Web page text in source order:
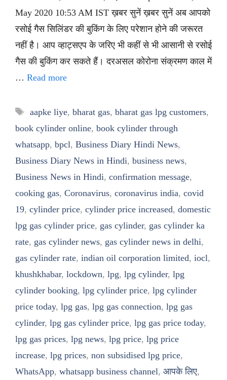
May 2020 10:53 AM IST ख़बर सुनें ख़बर सुनें अब आपको
रसोई गैस सिलिंडर की बुकिंग के लिए परेशान होने की जरूरत
नहीं है। आप व्हाट्सएप के जरिए भी कहीं से भी आसानी से रसोई
गैस की बुकिंग कर सकते हैं। दरअसल कोरोना संक्रमण काल में
… Read more
Tags
aapke liye, bharat gas, bharat gas lpg customers,
book cylinder online, book cylinder through
whatsapp, bpcl, Business Diary Hindi News,
Business Diary News in Hindi, business news,
Business News in Hindi, confirmation message,
cooking gas, Coronavirus, coronavirus india, covid
19, cylinder price, cylinder price increased, domestic
lpg gas cylinder price, gas cylinder, gas cylinder ka
rate, gas cylinder news, gas cylinder news in delhi,
gas cylinder rate, indian oil corporation limited, iocl,
khushkhabar, lockdown, lpg, lpg cylinder, lpg
cylinder booking, lpg cylinder price, lpg cylinder
price today, lpg gas, lpg gas connection, lpg gas
cylinder, lpg gas cylinder price, lpg gas price today,
lpg gas prices, lpg news, lpg price, lpg price
increase, lpg prices, non subsidised lpg price,
WhatsApp, whatsapp business channel, आपके लिए,